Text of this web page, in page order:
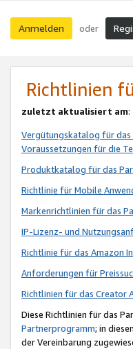
Anmelden oder
Richtlinien
zuletzt aktualisiert am:
Vergütungskatalog für
Voraussetzungen für die
Produktkatalog für das
Richtlinie für Mobile
Markenrichtlinien für das
IP-Lizenz- und
Richtlinie für das Amazon
Anforderungen für
Richtlinien für das Creator
Diese Richtlinien für das
Partnerprogramm; in
der Vereinbarung